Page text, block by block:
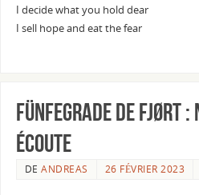
I decide what you hold dear
I sell hope and eat the fear
fünfegrade de Fjørt :
écoute
DEANDREAS 26 FÉVRIER 2023